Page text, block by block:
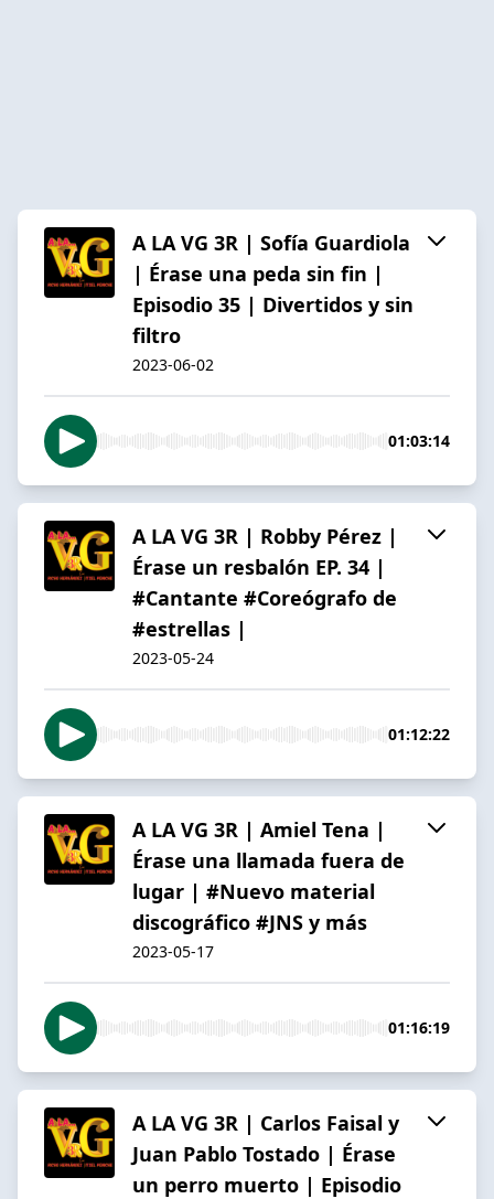
A LA VG 3R | Sofía Guardiola
| Érase una peda sin fin |
Episodio 35 | Divertidos y sin
filtro
2023-06-02
01:03:14
A LA VG 3R | Robby Pérez |
Érase un resbalón EP. 34 |
#Cantante #Coreógrafo de
#estrellas |
2023-05-24
01:12:22
A LA VG 3R | Amiel Tena |
Érase una llamada fuera de
lugar | #Nuevo material
discográfico #JNS y más
2023-05-17
01:16:19
A LA VG 3R | Carlos Faisal y
Juan Pablo Tostado | Érase
un perro muerto | Episodio